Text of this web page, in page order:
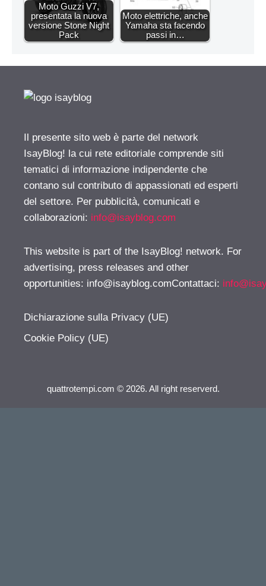
Moto Guzzi V7,
presentata la nuova
versione Stone Night
Pack
Moto elettriche, anche
Yamaha sta facendo
passi in…
Il presente sito web è parte del network
IsayBlog! la cui rete editoriale comprende siti
tematici di informazione indipendente che
contano sul contributo di appassionati ed esperti
del settore. Per pubblicità, comunicati e
collaborazioni: info@isayblog.com
This website is part of the IsayBlog! network. For
advertising, press releases and other
opportunities: info@isayblog.comContattaci:
Dichiarazione sulla Privacy (UE)
Cookie Policy (UE)
quattrotempi.com © 2026. All right reserverd.